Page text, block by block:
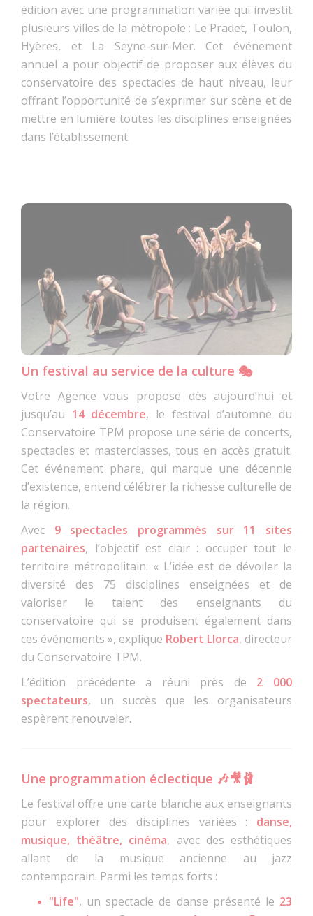
édition avec une programmation variée qui investit
plusieurs villes de la métropole : Le Pradet, Toulon,
Hyères, et La Seyne-sur-Mer. Cet événement
annuel a pour objectif de proposer aux élèves du
conservatoire des spectacles de haut niveau, leur
offrant l’opportunité de s’exprimer sur scène et de
mettre en lumière toutes les disciplines enseignées
dans l’établissement.
Un festival au service de la culture 🎭
Votre Agence vous propose dès aujourd’hui et
jusqu’au 14 décembre, le festival d’automne du
Conservatoire TPM propose une série de concerts,
spectacles et masterclasses, tous en accès gratuit.
Cet événement phare, qui marque une décennie
d’existence, entend célébrer la richesse culturelle de
la région.
Avec 9 spectacles programmés sur 11 sites
partenaires, l’objectif est clair : occuper tout le
territoire métropolitain. « L’idée est de dévoiler la
diversité des 75 disciplines enseignées et de
valoriser le talent des enseignants du
conservatoire qui se produisent également dans
ces événements », explique Robert Llorca, directeur
du Conservatoire TPM.
L’édition précédente a réuni près de 2 000
spectateurs, un succès que les organisateurs
espèrent renouveler.
Une programmation éclectique 🎶🎥🩰
Le festival offre une carte blanche aux enseignants
pour explorer des disciplines variées : danse,
musique, théâtre, cinéma, avec des esthétiques
allant de la musique ancienne au jazz
contemporain. Parmi les temps forts :
"Life", un spectacle de danse présenté le 23